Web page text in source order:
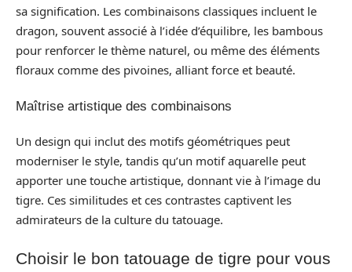
sa signification. Les combinaisons classiques incluent le
dragon, souvent associé à l’idée d’équilibre, les bambous
pour renforcer le thème naturel, ou même des éléments
floraux comme des pivoines, alliant force et beauté.
Maîtrise artistique des combinaisons
Un design qui inclut des motifs géométriques peut
moderniser le style, tandis qu’un motif aquarelle peut
apporter une touche artistique, donnant vie à l’image du
tigre. Ces similitudes et ces contrastes captivent les
admirateurs de la culture du tatouage.
Choisir le bon tatouage de tigre pour vous